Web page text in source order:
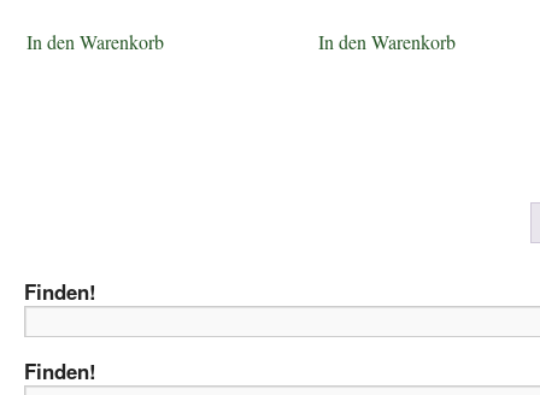
In den Warenkorb In den Warenkorb
Finden!
Finden!